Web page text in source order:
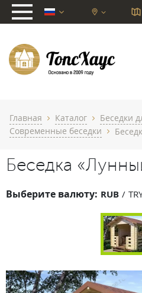
chevron_down
Главная chevron_right Каталог chevron_right Беседки
Современные беседки chevron_right
Беседка
Выберите валюту: RUB